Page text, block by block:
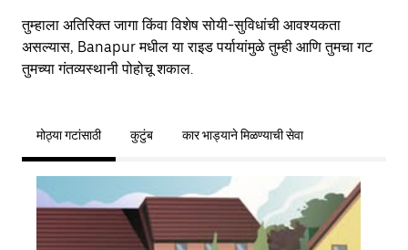
तुम्हाला अतिरिक्त जागा किंवा विशेष सोयी-सुविधांची आवश्यकता
असल्यास, Banapur मधील या राइड पर्यायांमुळे तुम्ही आणि तुमचा गट
तुमच्या गंतव्यस्थानी पोहोचू शकाल.
मोठ्या गटांसाठी कुटुंब कार भाड्याने मिळण्याची सेवा